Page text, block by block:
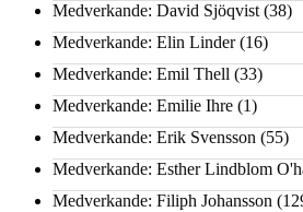
Medverkande: David Sjöqvist (38)
Medverkande: Elin Linder(16)
Medverkande: Emil Thell (33)
Medverkande: Emilie Ihre (1)
Medverkande: Erik Svensson (55)
Medverkande: Esther Lindblom
Medverkande: Filiph Johansson